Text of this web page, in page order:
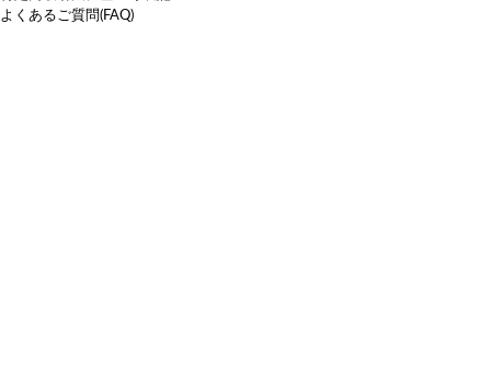
よくあるご質問(FAQ)